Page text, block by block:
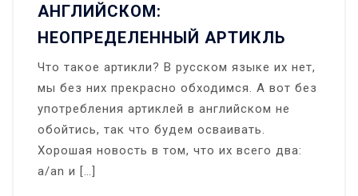
АНГЛИЙСКОМ:
НЕОПРЕДЕЛЕННЫЙ АРТИКЛЬ
Что такое артикли? В русском языке их нет,
мы без них прекрасно обходимся. А вот без
употребления артиклей в английском не
обойтись, так что будем осваивать.
Хорошая новость в том, что их всего два:
a/an и […]